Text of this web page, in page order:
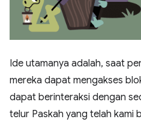
Ide utamanya adalah, saat
mereka dapat mengakses
dapat berinteraksi dengan
telur Paskah yang telah kami